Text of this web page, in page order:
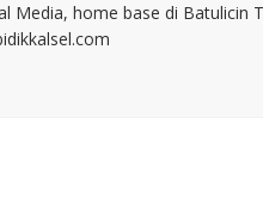
Media, home base di Batulicin